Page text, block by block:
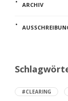
ARCHIV
#CLEARING